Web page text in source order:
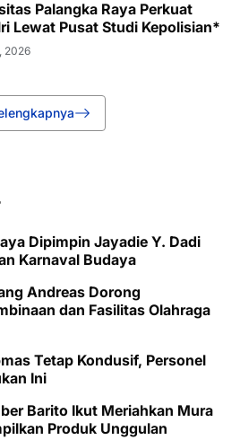
Palangka Raya Perkuat
Lewat Pusat Studi Kepolisian*
2026
Dipimpin Jayadie Y. Dadi
Karnaval Budaya
Andreas Dorong
dan Fasilitas Olahraga
Tetap Kondusif, Personel
Ini
Barito Ikut Meriahkan Mura
Produk Unggulan